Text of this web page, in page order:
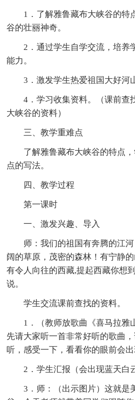
1．了解雅鲁藏布大峡谷的特
谷的壮丽神奇。
2．通过学生自学交流，培养
能力。
3．激发学生热爱祖国大好河
4．学习收集资料。（课前查
大峡谷的资料）
三、教学重难点
了解雅鲁藏布大峡谷的特点
点的写法。
四、教学过程
第一课时
一、激发兴趣、导入
师：我们的祖国有奔腾的江
阔的草原，茂密的森林！有宁静
有令人向往的西藏,提起西藏你想
说。
学生交流课前查找的资料。
1．（教师放歌曲《喜马拉雅
先请大家听一首非常好听的歌曲
听，感受一下，看看你的眼前会出
2．学生汇报（会出现蓝天白
3．师：（出示图片）这就是